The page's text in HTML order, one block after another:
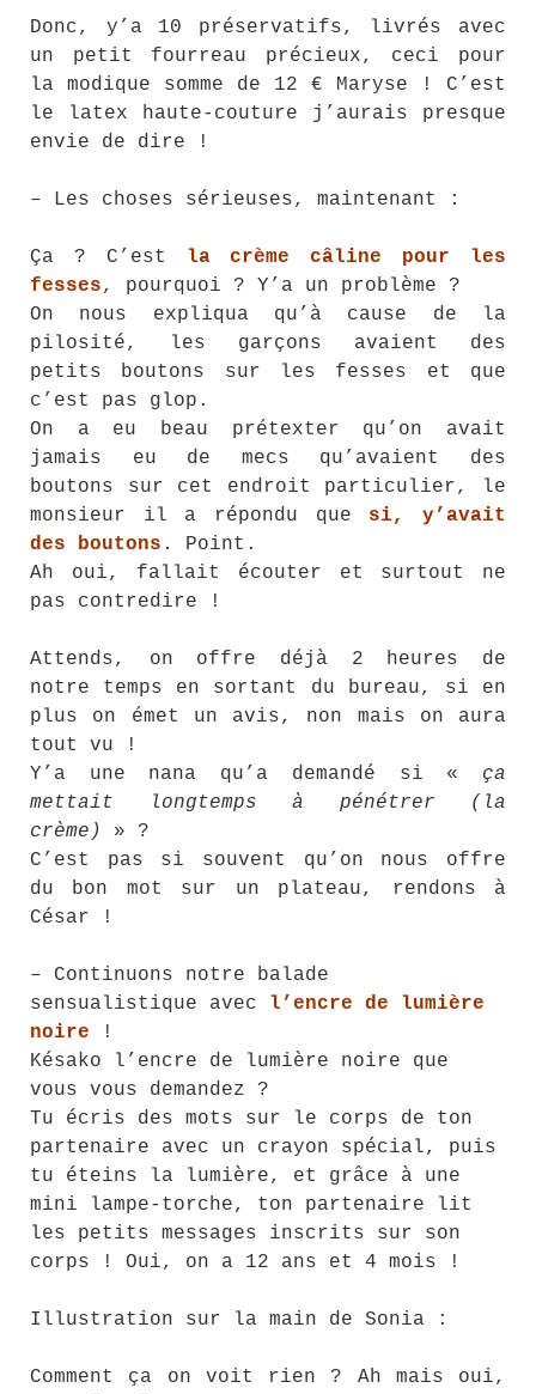
Donc, y’a 10 préservatifs, livrés avec
un petit fourreau précieux, ceci pour
la modique somme de 12 € Maryse ! C’est
le latex haute-couture j’aurais presque
envie de dire !
– Les choses sérieuses, maintenant :
Ça ? C’est la crème câline pour les
fesses, pourquoi ? Y’a un problème ?
On nous expliqua qu’à cause de la
pilosité, les garçons avaient des
petits boutons sur les fesses et que
c’est pas glop.
On a eu beau prétexter qu’on avait
jamais eu de mecs qu’avaient des
boutons sur cet endroit particulier, le
monsieur il a répondu que si, y’avait
des boutons . Point.
Ah oui, fallait écouter et surtout ne
pas contredire !
Attends, on offre déjà 2 heures de
notre temps en sortant du bureau, si en
plus on émet un avis, non mais on aura
tout vu !
Y’a une nana qu’a demandé si « ça
mettait longtemps à pénétrer (la
crème)
» ?
C’est pas si souvent qu’on nous offre
du bon mot sur un plateau, rendons à
César !
– Continuons notre balade
sensualistique avec l’encre de lumière
noire !
Késako l’encre de lumière noire que
vous vous demandez ?
Tu écris des mots sur le corps de ton
partenaire avec un crayon spécial, puis
tu éteins la lumière, et grâce à une
mini lampe-torche, ton partenaire lit
les petits messages inscrits sur son
corps ! Oui, on a 12 ans et 4 mois !
Illustration sur la main de Sonia :
Comment ça on voit rien ? Ah mais oui,